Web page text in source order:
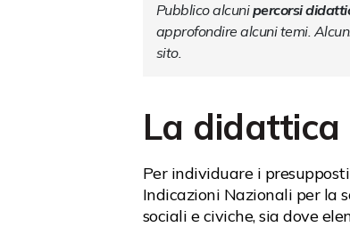
Pubblico alcuni percorsi
approfondire alcuni temi.
sito.
La
Per individuare i
Indicazioni Nazionali per la
sociali e civiche, sia dove